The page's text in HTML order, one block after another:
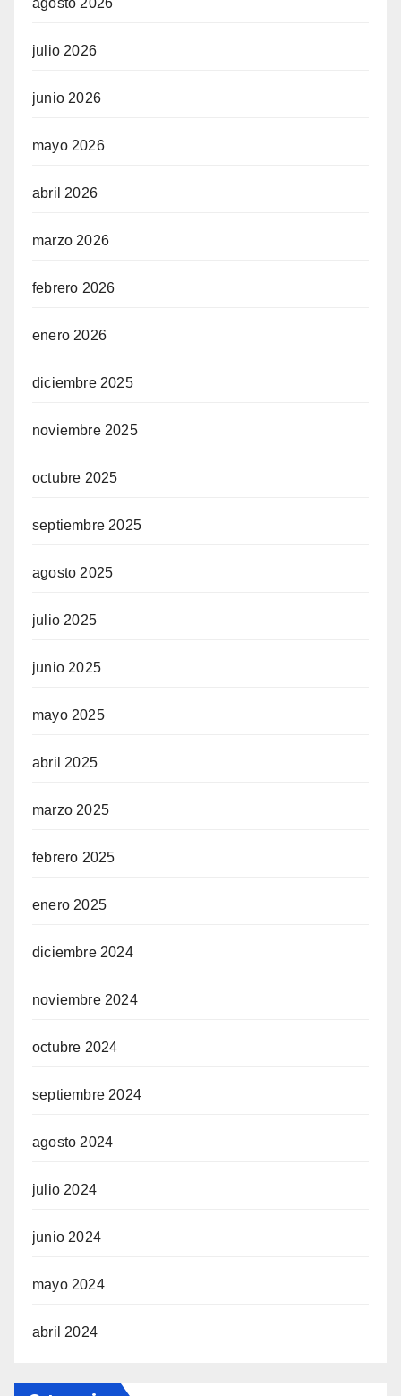
agosto 2026
julio 2026
junio 2026
mayo 2026
abril 2026
marzo 2026
febrero 2026
enero 2026
diciembre 2025
noviembre 2025
octubre 2025
septiembre 2025
agosto 2025
julio 2025
junio 2025
mayo 2025
abril 2025
marzo 2025
febrero 2025
enero 2025
diciembre 2024
noviembre 2024
octubre 2024
septiembre 2024
agosto 2024
julio 2024
junio 2024
mayo 2024
abril 2024